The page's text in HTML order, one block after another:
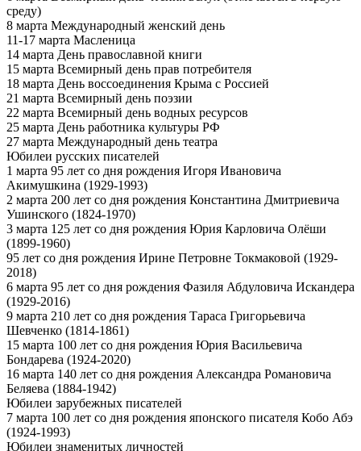
среду)
8 марта Международный женский день
11-17 марта Масленица
14 марта День православной книги
15 марта Всемирный день прав потребителя
18 марта День воссоединения Крыма с Россией
21 марта Всемирный день поэзии
22 марта Всемирный день водных ресурсов
25 марта День работника культуры РФ
27 марта Международный день театра
Юбилеи русских писателей
1 марта 95 лет со дня рождения Игоря Ивановича
Акимушкина (1929-1993)
2 марта 200 лет со дня рождения Константина Дмитриевича
Ушинского (1824-1970)
3 марта 125 лет со дня рождения Юрия Карловича Олёши
(1899-1960)
95 лет со дня рождения Ирине Петровне Токмаковой (1929-
2018)
6 марта 95 лет со дня рождения Фазиля Абдуловича Искандера
(1929-2016)
9 марта 210 лет со дня рождения Тараса Григорьевича
Шевченко (1814-1861)
15 марта 100 лет со дня рождения Юрия Васильевича
Бондарева (1924-2020)
16 марта 140 лет со дня рождения Александра Романовича
Беляева (1884-1942)
Юбилеи зарубежных писателей
7 марта 100 лет со дня рождения японского писателя Кобо Абэ
(1924-1993)
Юбилеи знаменитых личностей